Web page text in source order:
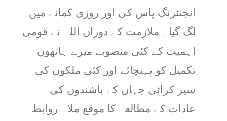
انجنئرنگ پاس کی اور روزی کمانے میں
لگ گیا۔ ملازمت کے دوران اللہ نے قومی
اہمیت کے کئی منصوبے میرے ہاتھوں
تکمیل کو پہنچائے اور کئی ملکوں کی
سیر کرائی جہاں کے باشندوں کی
عادات کے مطالعہ کا موقع ملا۔ روابط